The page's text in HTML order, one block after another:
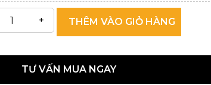
THÊM VÀO GIỎ HÀNG
TƯ VẤN MUA NGAY